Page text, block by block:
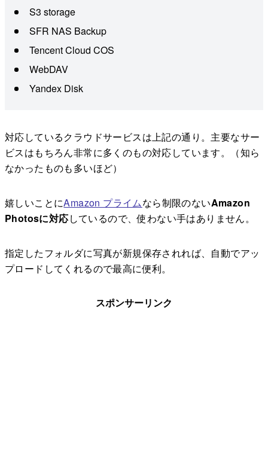
S3 storage
SFR NAS Backup
Tencent Cloud COS
WebDAV
Yandex Disk
対応しているクラウドサービスは上記の通り。主要なサー
ビスはもちろん非常に多くのもの対応しています。（知ら
なかったものも多いほど）
嬉しいことにAmazon プライムなら制限のないAmazon
Photosに対応しているので、使わない手はありません。
指定したフォルダに写真が新規保存されれば、自動でアッ
プロードしてくれるので最高に便利。
スポンサーリンク